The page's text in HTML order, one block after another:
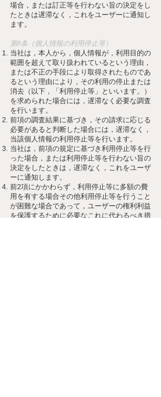
場合，または訂正等を行わない旨の決定をし
たときは遅滞なく，これをユーザーに通知し
ます。
第8条（個人情報の利用停止等）
当社は，本人から，個人情報が，利用目的の
範囲を超えて取り扱われているという理由，
または不正の手段により取得されたものであ
るという理由により，その利用の停止または
消去（以下，「利用停止等」といいます。）
を求められた場合には，遅滞なく必要な調査
を行います。
前項の調査結果に基づき，その請求に応じる
必要があると判断した場合には，遅滞なく，
当該個人情報の利用停止等を行います。
当社は，前項の規定に基づき利用停止等を行
った場合，または利用停止等を行わない旨の
決定をしたときは，遅滞なく，これをユーザ
ーに通知します。
前2項にかかわらず，利用停止等に多額の費
用を有する場合その他利用停止等を行うこと
が困難な場合であって，ユーザーの権利利益
を保護するために必要なこれに代わるべき措